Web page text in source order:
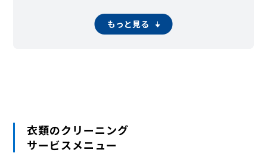
小岩駅周辺（南小岩） 南篠崎町
葛西臨海公園駅周辺（臨海町）河内
もっと見る
衣類のクリーニング
サービスメニュー